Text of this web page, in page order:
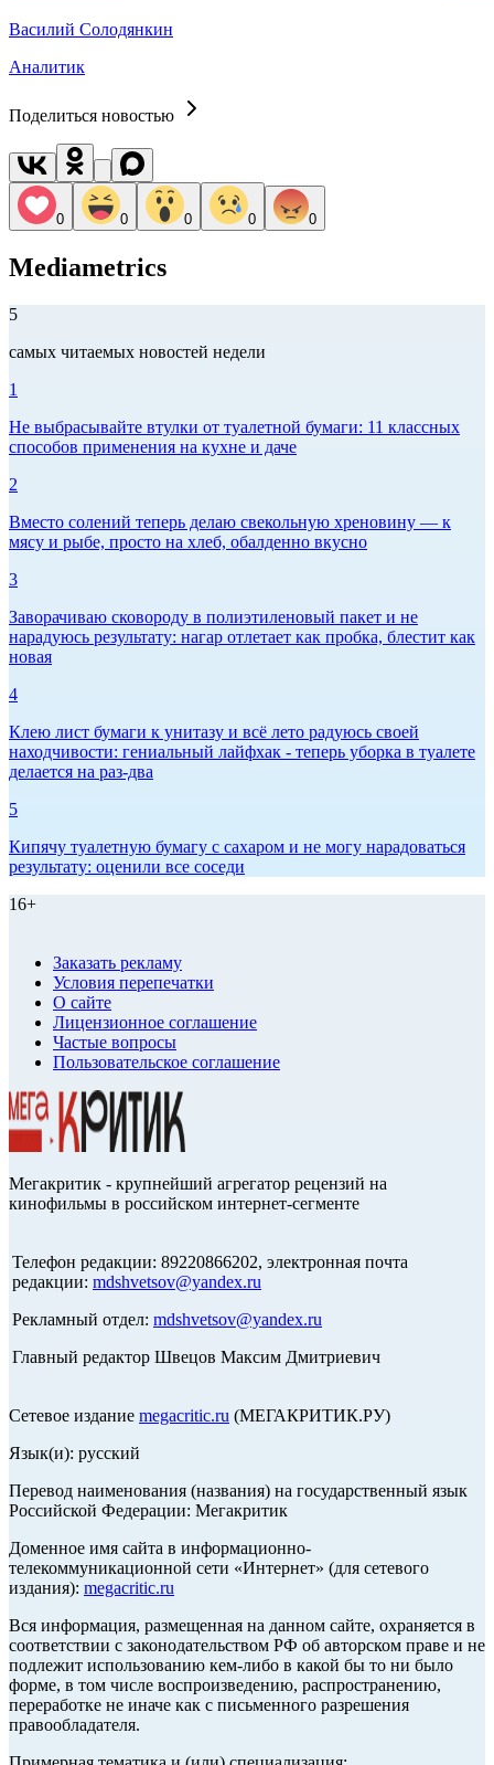
Василий Солодянкин
Аналитик
Поделиться новостью
0 0 0 0 0
Mediametrics
5
самых читаемых новостей недели
1
Не выбрасывайте втулки от туалетной бумаги: 11 классных
способов применения на кухне и даче
2
Вместо солений теперь делаю свекольную хреновину — к
мясу и рыбе, просто на хлеб, обалденно вкусно
3
Заворачиваю сковороду в полиэтиленовый пакет и не
нарадуюсь результату: нагар отлетает как пробка, блестит как
новая
4
Клею лист бумаги к унитазу и всё лето радуюсь своей
находчивости: гениальный лайфхак - теперь уборка в туалете
делается на раз-два
5
Кипячу туалетную бумагу с сахаром и не могу нарадоваться
результату: оценили все соседи
16+
Заказать рекламу
Условия перепечатки
О сайте
Лицензионное соглашение
Частые вопросы
Пользовательское соглашение
Мегакритик - крупнейший агрегатор рецензий на
кинофильмы в российском интернет-сегменте
Телефон редакции: 89220866202, электронная почта
редакции: mdshvetsov@yandex.ru
Рекламный отдел: mdshvetsov@yandex.ru
Главный редактор Швецов Максим Дмитриевич
Сетевое издание megacritic.ru (МЕГАКРИТИК.РУ)
Язык(и): русский
Перевод наименования (названия) на государственный язык
Российской Федерации: Мегакритик
Доменное имя сайта в информационно-
телекоммуникационной сети «Интернет» (для сетевого
издания): megacritic.ru
Вся информация, размещенная на данном сайте, охраняется в
соответствии с законодательством РФ об авторском праве и не
подлежит использованию кем-либо в какой бы то ни было
форме, в том числе воспроизведению, распространению,
переработке не иначе как с письменного разрешения
правообладателя.